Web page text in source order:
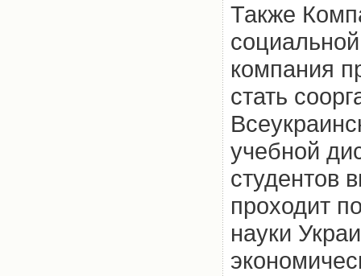
Также
компания
стать
учебной
студентов
проходит
науки